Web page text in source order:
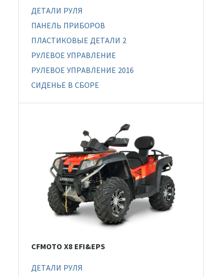
ДЕТАЛИ РУЛЯ
ПАНЕЛЬ ПРИБОРОВ
ПЛАСТИКОВЫЕ ДЕТАЛИ 2
РУЛЕВОЕ УПРАВЛЕНИЕ
РУЛЕВОЕ УПРАВЛЕНИЕ 2016
СИДЕНЬЕ В СБОРЕ
CFMOTO X8 EFI&EPS
ДЕТАЛИ РУЛЯ